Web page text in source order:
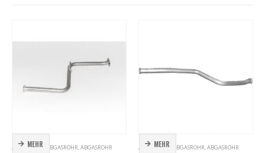
MEHR
ABGASROHR ABGASROHR,ABGASROHR MEHR
ABGASROHR ABGASROHR,ABGASROHR